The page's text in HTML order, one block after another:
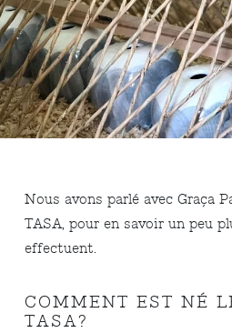
Nous avons parlé avec Graça
TASA, pour en savoir un peu
effectuent.
COMMENT EST NÉ
TASA?